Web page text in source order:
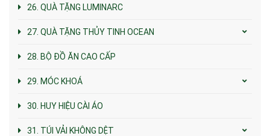
26. QUÀ TẶNG LUMINARC
27. QUÀ TẶNG THỦY TINH OCEAN
28. BỘ ĐỒ ĂN CAO CẤP
29. MÓC KHOÁ
30. HUY HIỆU CÀI ÁO
31. TÚI VẢI KHÔNG DỆT